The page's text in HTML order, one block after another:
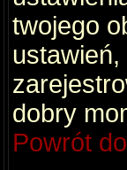
twojego
dobry
Powrót